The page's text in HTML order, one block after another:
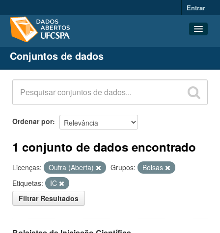
Entrar
Conjuntos de dados
Organizações
Grupos
Sobre
Conjuntos de dados
Ordenar por
1 conjunto de dados encontrado
Licenças: Outra (Aberta) Grupos:
Bolsas
Etiquetas:
IC
Filtrar Resultados